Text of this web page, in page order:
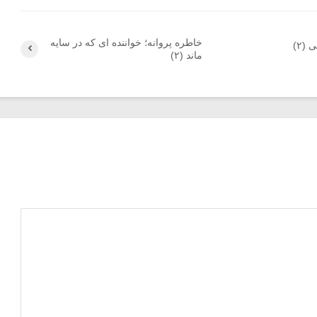
خاطره پروانه؛ خواننده ای که در سایه
ماند (۲)
(۲)